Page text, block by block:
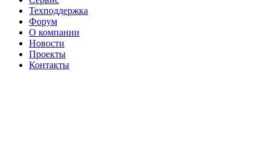
Техподдержка
Форум
О компании
Новости
Проекты
Контакты